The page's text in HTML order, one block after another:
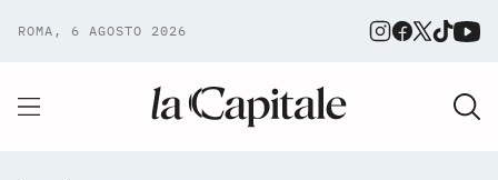
ROMA, 6 AGOSTO 2026